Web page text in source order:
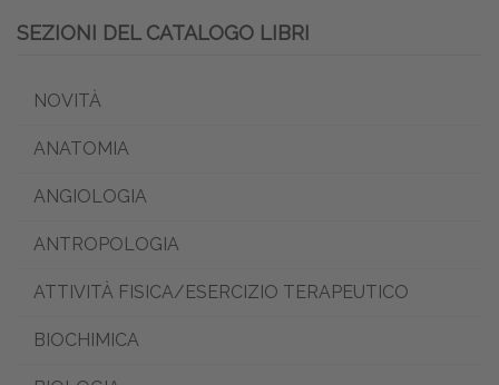
SEZIONI DEL CATALOGO LIBRI
NOVITÀ
ANATOMIA
ANGIOLOGIA
ANTROPOLOGIA
ATTIVITÀ FISICA/ESERCIZIO TERAPEUTICO
BIOCHIMICA